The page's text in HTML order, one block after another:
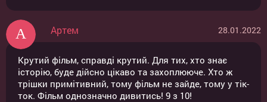
Артем 28.01.2022
Крутий фільм, справді крутий. Для тих, хто знає
історію, буде дійсно цікаво та захоплююче. Хто ж
трішки примітивний, тому фільм не зайде, тому у тік-
ток. Фільм однозначно дивитись! 9 з 10!